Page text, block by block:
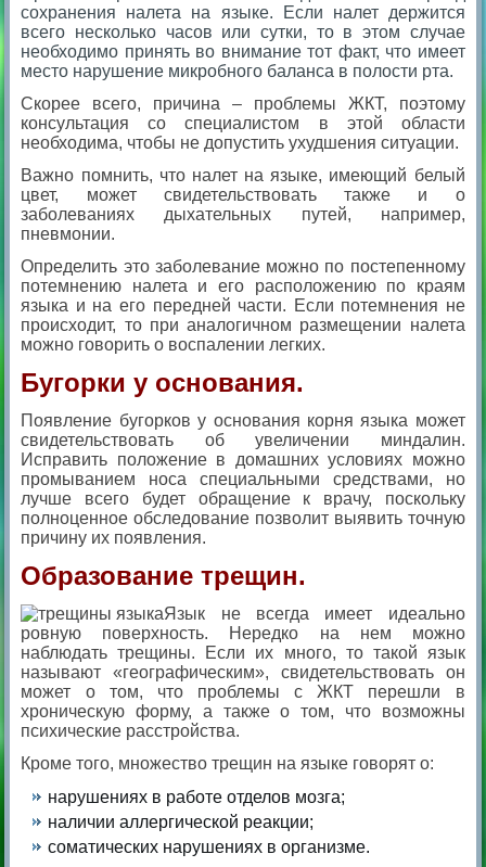
сохранения налета на языке. Если налет держится
всего несколько часов или сутки, то в этом случае
необходимо принять во внимание тот факт, что имеет
место нарушение микробного баланса в полости рта.
Скорее всего, причина – проблемы ЖКТ, поэтому
консультация со специалистом в этой области
необходима, чтобы не допустить ухудшения ситуации.
Важно помнить, что налет на языке, имеющий белый
цвет, может свидетельствовать также и о
заболеваниях дыхательных путей, например,
пневмонии.
Определить это заболевание можно по постепенному
потемнению налета и его расположению по краям
языка и на его передней части. Если потемнения не
происходит, то при аналогичном размещении налета
можно говорить о воспалении легких.
Бугорки у основания.
Появление бугорков у основания корня языка может
свидетельствовать об увеличении миндалин.
Исправить положение в домашних условиях можно
промыванием носа специальными средствами, но
лучше всего будет обращение к врачу, поскольку
полноценное обследование позволит выявить точную
причину их появления.
Образование трещин.
Язык не всегда имеет идеально
ровную поверхность. Нередко на нем можно
наблюдать трещины. Если их много, то такой язык
называют «географическим», свидетельствовать он
может о том, что проблемы с ЖКТ перешли в
хроническую форму, а также о том, что возможны
психические расстройства.
Кроме того, множество трещин на языке говорят о:
нарушениях в работе отделов мозга;
наличии аллергической реакции;
соматических нарушениях в организме.